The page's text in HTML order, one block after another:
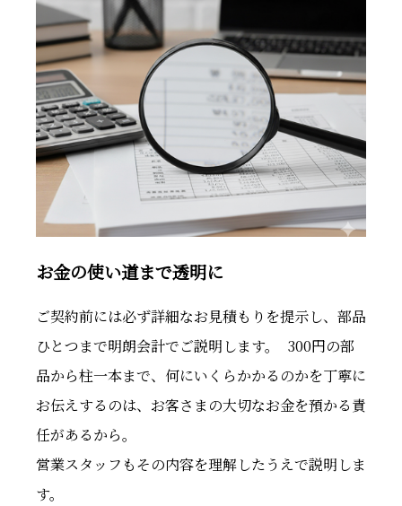
お金の使い道まで透明に
ご契約前には必ず詳細なお見積もりを提示し、部品
ひとつまで明朗会計でご説明します。 300円の部
品から柱一本まで、何にいくらかかるのかを丁寧に
お伝えするのは、お客さまの大切なお金を預かる責
任があるから。
営業スタッフもその内容を理解したうえで説明しま
す。